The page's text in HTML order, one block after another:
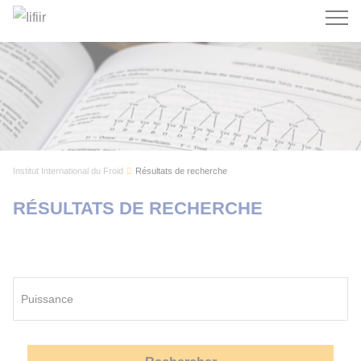
Institut International du Froid Résultats de recherche
RÉSULTATS DE RECHERCHE